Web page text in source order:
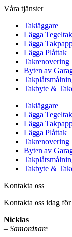
Våra tjänster
Takläggare
Lägga Tegeltak
Lägga Takpapp
Lägga Plåttak
Takrenovering
Byten av
Takbyte &
Takläggare
Lägga Tegeltak
Lägga Takpapp
Lägga Plåttak
Takrenovering
Byten av
Takbyte &
Kontakta oss
Kontakta oss idag
Nicklas
– Samordnare